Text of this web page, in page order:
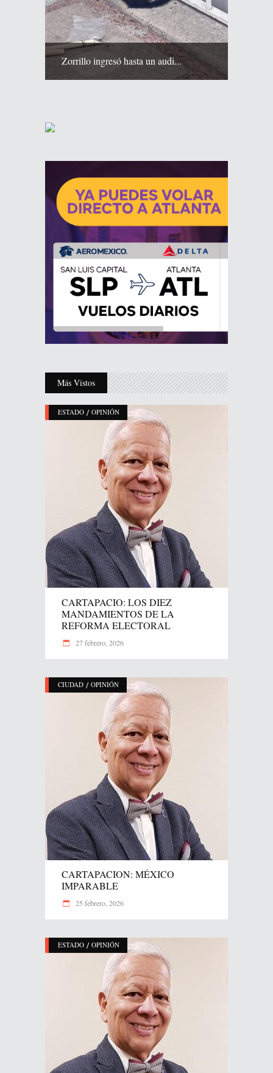
Zorrillo ingresó hasta un audi...
Más Vistos
ESTADO / OPINIÓN
CARTAPACIO: LOS DIEZ
MANDAMIENTOS DE LA
REFORMA ELECTORAL
27 febrero, 2026
CIUDAD / OPINIÓN
CARTAPACION: MÉXICO
IMPARABLE
25 febrero, 2026
ESTADO / OPINIÓN